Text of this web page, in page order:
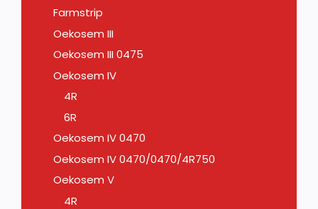
Farmstrip
Oekosem III
Oekosem III 0475
Oekosem IV
4R
6R
Oekosem IV 0470
Oekosem IV 0470/0470/4R750
Oekosem V
4R